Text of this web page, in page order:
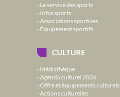
Le service des sports
Infos sports
Associations sportives
Équipement sportifs
CULTURE
Médiathèque
Agenda culturel 2026
Offre et équipements culturels
Actions culturelles